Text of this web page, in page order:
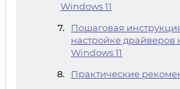
Windows 11
Пошаговая
настройке драйверов
Windows 11
Практические